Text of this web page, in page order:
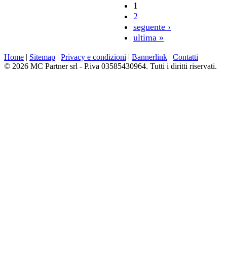
1
2
seguente ›
ultima »
Home | Sitemap | Privacy e condizioni | Bannerlink | Contatti
© 2026 MC Partner srl - P.iva 03585430964. Tutti i diritti riservati.